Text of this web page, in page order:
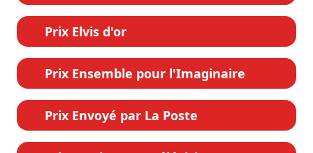
Prix Elvis d'or
Prix Ensemble pour l'Imaginaire
Prix Envoyé par La Poste